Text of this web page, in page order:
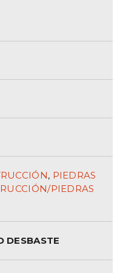
, PIEDRAS
PIEDRAS
DESBASTE